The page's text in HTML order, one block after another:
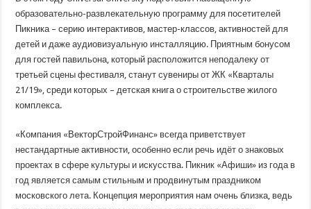
образовательно-развлекательную программу для посетителей
Пикника – серию интерактивов, мастер-классов, активностей для
детей и даже аудиовизуальную инсталляцию. Приятным бонусом
для гостей павильона, который расположится неподалеку от
третьей сцены фестиваля, станут сувениры от ЖК «Кварталы
21/19», среди которых – детская книга о строительстве жилого
комплекса.
«Компания «ВекторСтройФинанс» всегда приветствует
нестандартные активности, особенно если речь идёт о знаковых
проектах в сфере культуры и искусства. Пикник «Афиши» из года в
год является самым стильным и продвинутым праздником
московского лета. Концепция мероприятия нам очень близка, ведь